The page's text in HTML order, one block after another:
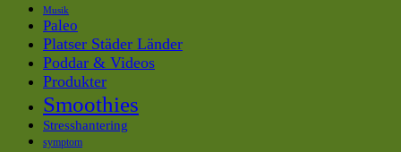
Musik
Paleo
Platser Städer Länder
Poddar & Videos
Produkter
Smoothies
Stresshantering
symptom